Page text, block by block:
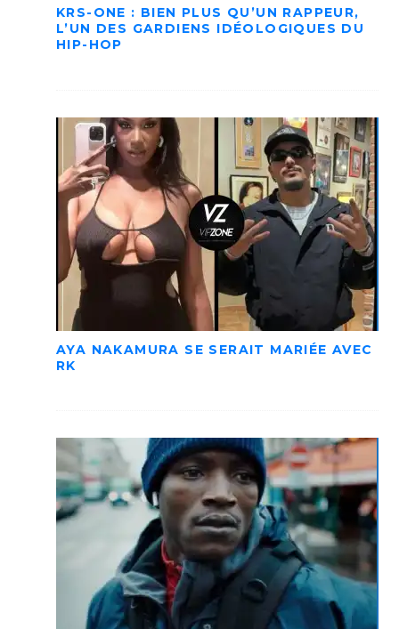
KRS-ONE : BIEN PLUS QU’UN RAPPEUR,
L’UN DES GARDIENS IDÉOLOGIQUES DU
HIP-HOP
AYA NAKAMURA SE SERAIT MARIÉE AVEC
RK